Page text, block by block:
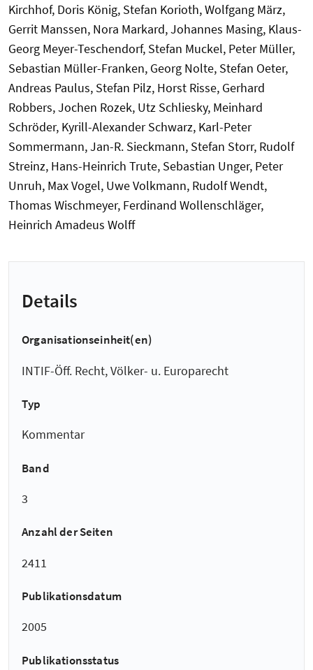
Kirchhof, Doris König, Stefan Korioth, Wolfgang März,
Gerrit Manssen, Nora Markard, Johannes Masing, Klaus-
Georg Meyer-Teschendorf, Stefan Muckel, Peter Müller,
Sebastian Müller-Franken, Georg Nolte, Stefan Oeter,
Andreas Paulus, Stefan Pilz, Horst Risse, Gerhard
Robbers, Jochen Rozek, Utz Schliesky, Meinhard
Schröder, Kyrill-Alexander Schwarz, Karl-Peter
Sommermann, Jan-R. Sieckmann, Stefan Storr, Rudolf
Streinz, Hans-Heinrich Trute, Sebastian Unger, Peter
Unruh, Max Vogel, Uwe Volkmann, Rudolf Wendt,
Thomas Wischmeyer, Ferdinand Wollenschläger,
Heinrich Amadeus Wolff
Details
Organisationseinheit(en)
INTIF-Öff. Recht, Völker- u. Europarecht
Typ
Kommentar
Band
3
Anzahl der Seiten
2411
Publikationsdatum
2005
Publikationsstatus